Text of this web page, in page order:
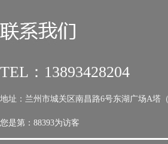
TEL：13893428204
地址：兰州市城关区南昌路6号东湖广场A塔
您是第： 88393为访客